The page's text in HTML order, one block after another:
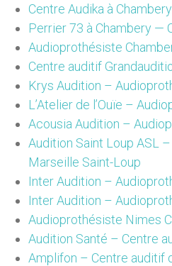
Centre Audika à
Perrier 73 à Chambery —
Audioprothésiste
Centre auditif
Krys Audition –
L’Atelier de l’Ouïe –
Acousia Audition –
Audition Saint Loup ASL
Marseille Saint-Loup
Inter Audition –
Inter Audition –
Audioprothésiste Nimes
Audition Santé – Centre
Amplifon – Centre auditif